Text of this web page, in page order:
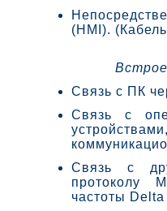
(HMI).
Связь с ПК
Связь с
Связь с
протоколу
частоты